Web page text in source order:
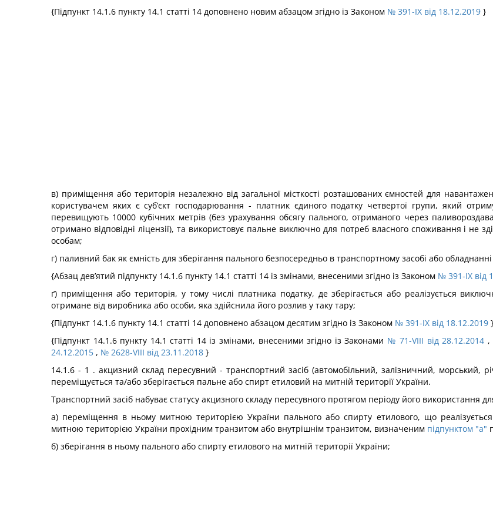
{Підпункт 14.1.6 пункту 14.1 статті 14 доповнено новим абзацом згідно із Законом № 391-IX від 18.12.2019 }
в) приміщення або територія незалежно від загальної місткості розташованих ємностей для
користувачем яких є суб’єкт господарювання - платник єдиного податку четвертої групи, який
перевищують 10000 кубічних метрів (без урахування обсягу пального, отриманого через
отримано відповідні ліцензії), та використовує пальне виключно для потреб власного споживання і не
особам;
г) паливний бак як ємність для зберігання пального безпосередньо в транспортному засобі або
{Абзац дев’ятий підпункту 14.1.6 пункту 14.1 статті 14 із змінами, внесеними згідно із Законом № 391-IX від
ґ) приміщення або територія, у тому числі платника податку, де зберігається або реалізується
отримане від виробника або особи, яка здійснила його розлив у таку тару;
{Підпункт 14.1.6 пункту 14.1 статті 14 доповнено абзацом десятим згідно із Законом № 391-IX від 18.12.2019 }
{Підпункт 14.1.6 пункту 14.1 статті 14 із змінами, внесеними згідно із Законами № 71-VIII від 28.12.2014 ,
24.12.2015 , № 2628-VIII від 23.11.2018 }
14.1.6 - 1 . акцизний склад пересувний - транспортний засіб (автомобільний, залізничний, морський,
переміщується та/або зберігається пальне або спирт етиловий на митній території України.
Транспортний засіб набуває статусу акцизного складу пересувного протягом періоду його використання
а) переміщення в ньому митною територією України пального або спирту етилового, що
митною територією України прохідним транзитом або внутрішнім транзитом, визначеним підпунктом "а"
б) зберігання в ньому пального або спирту етилового на митній території України;